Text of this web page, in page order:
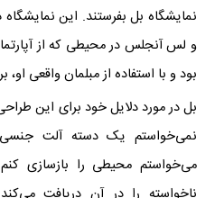
نمایشگاه بل بفرستند. این
و لس آنجلس در محیطی که از
بود و با استفاده از مبلمان واقعی او،
بل در مورد دلایل خود برای این
نمی‌خواستم یک دسته آلت جنسی
می‌خواستم محیطی را بازسازی